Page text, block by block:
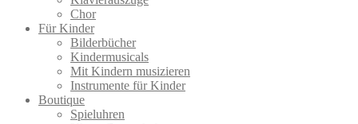
Chor
Für Kinder
Bilderbücher
Kindermusicals
Mit Kindern musizieren
Instrumente für Kinder
Boutique
Spieluhren